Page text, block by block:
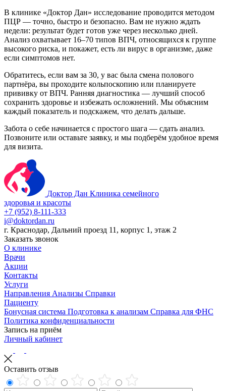
В клинике «Доктор Дан» исследование проводится методом
ПЦР — точно, быстро и безопасно. Вам не нужно ждать
недели: результат будет готов уже через несколько дней.
Анализ охватывает 16–70 типов ВПЧ, относящихся к группе
высокого риска, и покажет, есть ли вирус в организме, даже
если симптомов нет.
Обратитесь, если вам за 30, у вас была смена полового
партнёра, вы проходите кольпоскопию или планируете
прививку от ВПЧ. Ранняя диагностика — лучший способ
сохранить здоровье и избежать осложнений. Мы объясним
каждый показатель и подскажем, что делать дальше.
Забота о себе начинается с простого шага — сдать анализ.
Позвоните или оставьте заявку, и мы подберём удобное время
для визита.
Доктор Дан Клиника семейного
здоровья и красоты
+7 (952) 8-111-333
i@doktordan.ru
г. Краснодар, Дальний проезд 11, корпус 1, этаж 2
Заказать звонок
О клинике
Врачи
Акции
Контакты
Услуги
Направления Анализы Справки
Пациенту
Бонусная система Подготовка к анализам Справка для ФНС
Политика конфиденциальности
Запись на приём
Личный кабинет
Оставить отзыв